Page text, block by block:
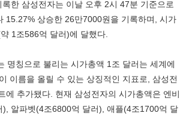
한 삼성전자는 이날 오후 2시 47분 기준으로
15.27% 상승한 26만7000원을 기록하며, 시가
1조586억 달러)에 달했다.
명칭으로 불리는 시가총액 1조 달러는 세계에
이름을 올릴 수 있는 상징적인 지표로, 삼성전
에 추가됐다. 현재 삼성전자의 시가총액은 엔비
), 알파벳(4조6800억 달러), 애플(4조1700억 달